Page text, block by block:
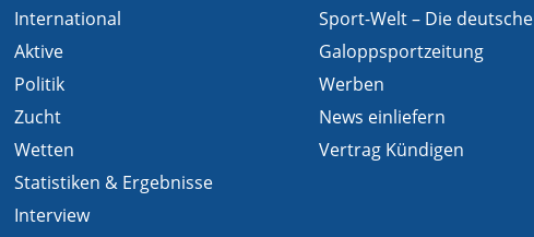
International
Aktive
Politik
Zucht
Wetten
Statistiken & Ergebnisse
Interview
Sport-Welt – Die deutsche
Galoppsportzeitung
Werben
News einliefern
Vertrag Kündigen